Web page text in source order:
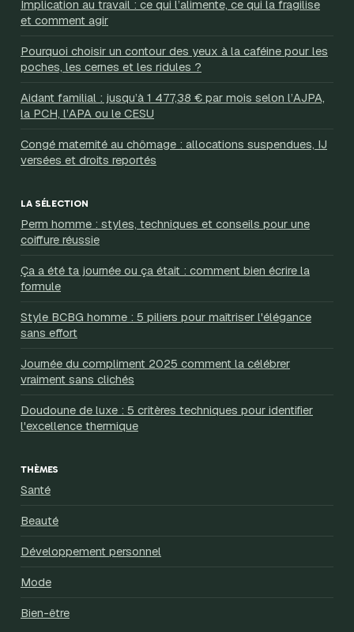
Implication au travail : ce qui l’alimente, ce qui la fragilise
et comment agir
Pourquoi choisir un contour des yeux à la caféine pour les
poches, les cernes et les ridules ?
Aidant familial : jusqu’à 1 477,38 € par mois selon l’AJPA,
la PCH, l’APA ou le CESU
Congé maternité au chômage : allocations suspendues, IJ
versées et droits reportés
LA SÉLECTION
Perm homme : styles, techniques et conseils pour une
coiffure réussie
Ça a été ta journée ou ça était : comment bien écrire la
formule
Style BCBG homme : 5 piliers pour maîtriser l'élégance
sans effort
Journée du compliment 2025 comment la célébrer
vraiment sans clichés
Doudoune de luxe : 5 critères techniques pour identifier
l'excellence thermique
THÈMES
Santé
Beauté
Développement personnel
Mode
Bien-être